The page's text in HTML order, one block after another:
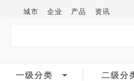
城市 企业 产品 资讯
一级分类 二级分